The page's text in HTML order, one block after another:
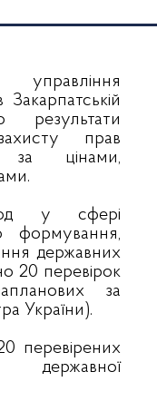
результати
прав
за цінами,
у сфері
формування,
державних
20 перевірок
за
України).
перевірених
державної